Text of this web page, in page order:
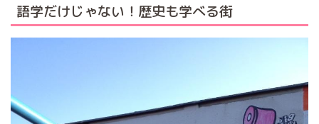
語学だけじゃない！歴史も学べる街